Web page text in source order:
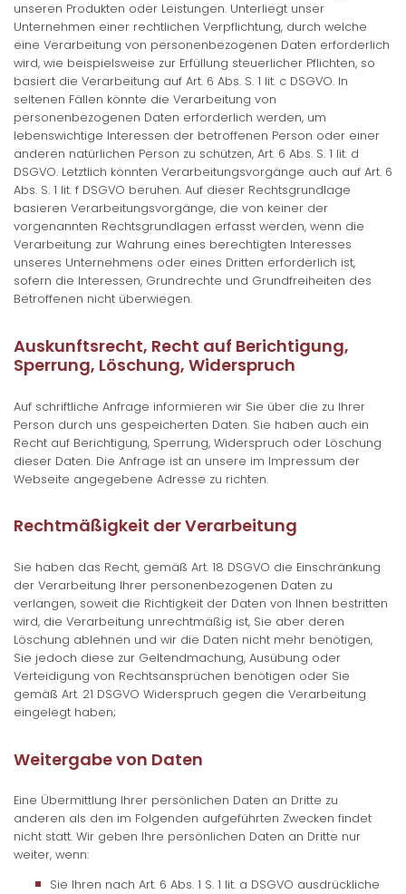
unseren Produkten oder Leistungen. Unterliegt unser
Unternehmen einer rechtlichen Verpflichtung, durch welche
eine Verarbeitung von personenbezogenen Daten erforderlich
wird, wie beispielsweise zur Erfüllung steuerlicher Pflichten, so
basiert die Verarbeitung auf Art. 6 Abs. S. 1 lit. c DSGVO. In
seltenen Fällen könnte die Verarbeitung von
personenbezogenen Daten erforderlich werden, um
lebenswichtige Interessen der betroffenen Person oder einer
anderen natürlichen Person zu schützen, Art. 6 Abs. S. 1 lit. d
DSGVO. Letztlich könnten Verarbeitungsvorgänge auch auf Art. 6
Abs. S. 1 lit. f DSGVO beruhen. Auf dieser Rechtsgrundlage
basieren Verarbeitungsvorgänge, die von keiner der
vorgenannten Rechtsgrundlagen erfasst werden, wenn die
Verarbeitung zur Wahrung eines berechtigten Interesses
unseres Unternehmens oder eines Dritten erforderlich ist,
sofern die Interessen, Grundrechte und Grundfreiheiten des
Betroffenen nicht überwiegen.
Auskunftsrecht, Recht auf Berichtigung,
Sperrung, Löschung, Widerspruch
Auf schriftliche Anfrage informieren wir Sie über die zu Ihrer
Person durch uns gespeicherten Daten. Sie haben auch ein
Recht auf Berichtigung, Sperrung, Widerspruch oder Löschung
dieser Daten. Die Anfrage ist an unsere im Impressum der
Webseite angegebene Adresse zu richten.
Rechtmäßigkeit der Verarbeitung
Sie haben das Recht, gemäß Art. 18 DSGVO die Einschränkung
der Verarbeitung Ihrer personenbezogenen Daten zu
verlangen, soweit die Richtigkeit der Daten von Ihnen bestritten
wird, die Verarbeitung unrechtmäßig ist, Sie aber deren
Löschung ablehnen und wir die Daten nicht mehr benötigen,
Sie jedoch diese zur Geltendmachung, Ausübung oder
Verteidigung von Rechtsansprüchen benötigen oder Sie
gemäß Art. 21 DSGVO Widerspruch gegen die Verarbeitung
eingelegt haben;
Weitergabe von Daten
Eine Übermittlung Ihrer persönlichen Daten an Dritte zu
anderen als den im Folgenden aufgeführten Zwecken findet
nicht statt. Wir geben Ihre persönlichen Daten an Dritte nur
weiter, wenn:
Sie Ihren nach Art. 6 Abs. 1 S. 1 lit. a DSGVO ausdrückliche